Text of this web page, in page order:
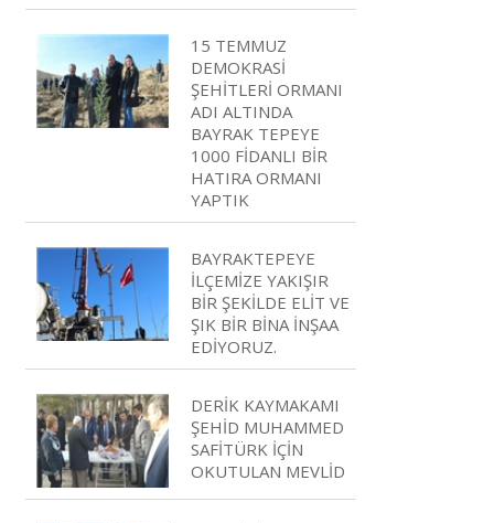
15 TEMMUZ
DEMOKRASİ
ŞEHİTLERİ ORMANI
ADI ALTINDA
BAYRAK TEPEYE
1000 FİDANLI BİR
HATIRA ORMANI
YAPTIK
BAYRAKTEPEYE
İLÇEMİZE YAKIŞIR
BİR ŞEKİLDE ELİT VE
ŞIK BİR BİNA İNŞAA
EDİYORUZ.
DERİK KAYMAKAMI
ŞEHİD MUHAMMED
SAFİTÜRK İÇİN
OKUTULAN MEVLİD